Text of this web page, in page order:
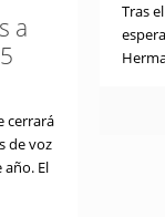
a
cerrará
de voz
El
Tras